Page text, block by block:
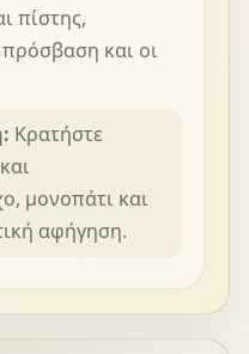
πίστης,
και οι
Κρατήστε
μονοπάτι και
αφήγηση.